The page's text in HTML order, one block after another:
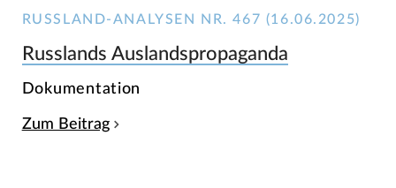
RUSSLAND-ANALYSEN NR. 467 (16.06.2025)
Russlands Auslandspropaganda
Dokumentation
Zum Beitrag